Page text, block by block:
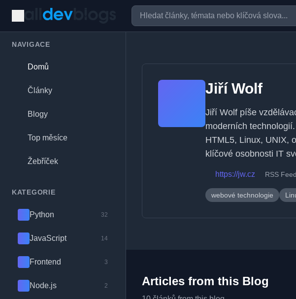
NAVIGACE
Domů
Články
Blogy
Top měsíce
Žebříček
KATEGORIE
Python 32
JavaScript 14
Frontend 3
Node.js 2
Jiří Wolf
Jiří Wolf píše
moderních
HTML5, Linux, UNIX,
klíčové osobnosti IT
https://jw.cz RSS Feed
webové technologie
Articles from this Blog